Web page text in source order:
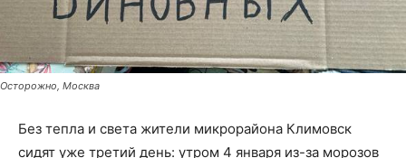
Осторожно, Москва
Без тепла и света жители микрорайона Климовск
сидят уже третий день: утром 4 января из-за морозов